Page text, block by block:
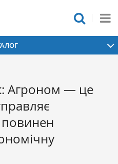
Агроном — це
повинен